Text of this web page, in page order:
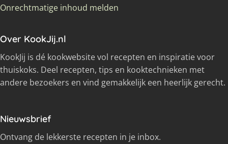
Onrechtmatige inhoud melden
Over KookJij.nl
KookJij is dé kookwebsite vol recepten en inspiratie voor
thuiskoks. Deel recepten, tips en kooktechnieken met
andere bezoekers en vind gemakkelijk een heerlijk gerecht.
Nieuwsbrief
Ontvang de lekkerste recepten in je inbox.